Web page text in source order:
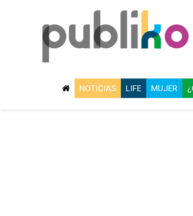
NOTICIAS LIFE MUJER